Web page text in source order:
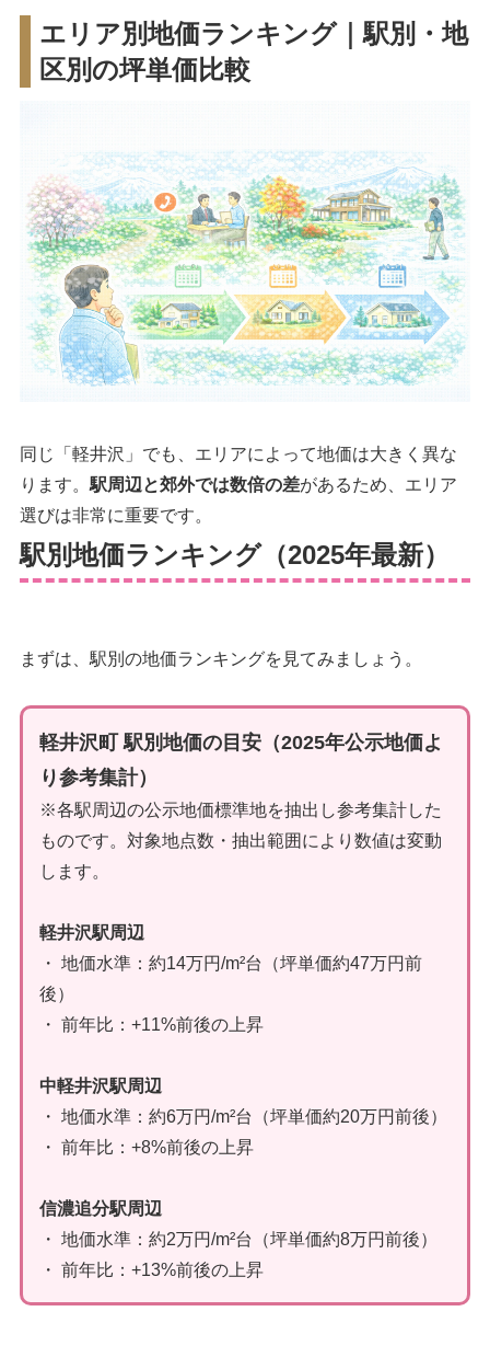
エリア別地価ランキング｜駅別・地
区別の坪単価比較
同じ「軽井沢」でも、エリアによって地価は大きく異な
ります。 駅周辺と郊外では数倍の差があるため、エリア
選びは非常に重要です。
駅別地価ランキング（2025年最新）
まずは、駅別の地価ランキングを見てみましょう。
軽井沢町 駅別地価の目安（2025年公示地価よ
り参考集計）
※各駅周辺の公示地価標準地を抽出し参考集計した
ものです。対象地点数・抽出範囲により数値は変動
します。
軽井沢駅周辺
・ 地価水準：約14万円/m²台（坪単価約47万円前
後）
・ 前年比：+11%前後の上昇
中軽井沢駅周辺
・ 地価水準：約6万円/m²台（坪単価約20万円前後）
・ 前年比：+8%前後の上昇
信濃追分駅周辺
・ 地価水準：約2万円/m²台（坪単価約8万円前後）
・ 前年比：+13%前後の上昇